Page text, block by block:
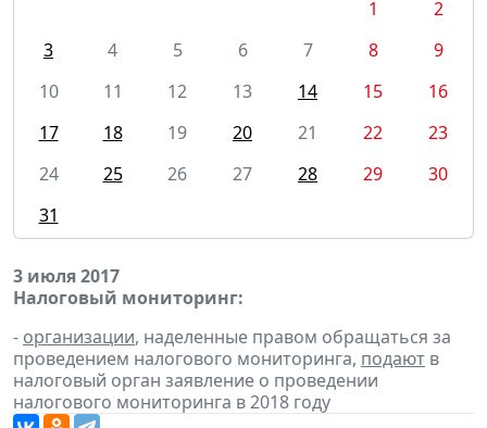
1
2
3
4 5 6 7 8
9
10
11 12 13 14 15
16
17
18 19 20 21 22
23
24
25 26 27 28 29
30
31
3 июля 2017
Налоговый мониторинг:
- организации, наделенные правом обращаться за
проведением налогового мониторинга, подают в
налоговый орган заявление о проведении
налогового мониторинга в 2018 году